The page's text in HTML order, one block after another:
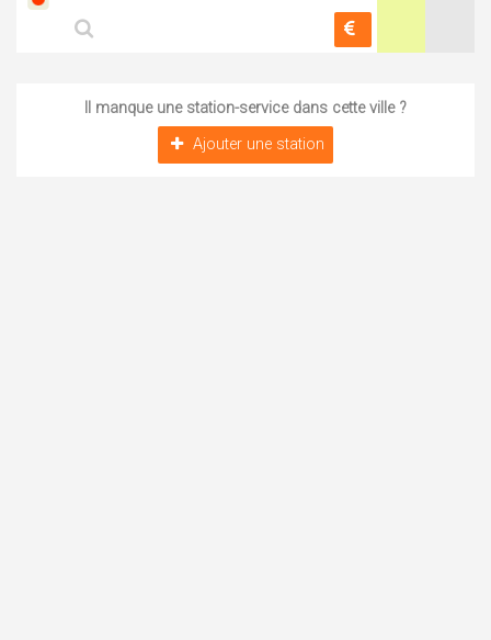
Il manque une station-service dans cette ville ?
Ajouter une station